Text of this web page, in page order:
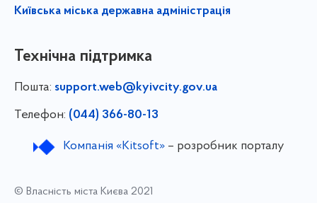
Київська міська державна адміністрація
Технічна підтримка
Пошта: support.web@kyivcity.gov.ua
Телефон: (044) 366-80-13
Компанія «Kitsoft»– розробник порталу
© Власність міста Києва 2021